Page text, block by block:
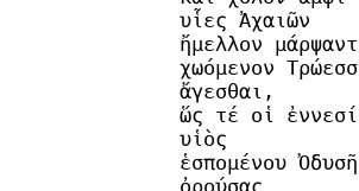
υἷες Ἀχαιῶν
ἤμελλον
χωόμενον
ἄγεσθαι,
ὥς τέ οἱ
υἱὸς
ἑσπομένου
ὀρούσας